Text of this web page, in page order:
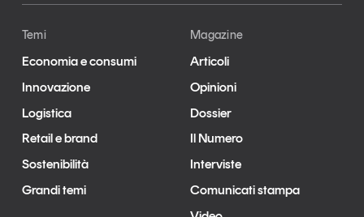
Temi
Economia e consumi
Innovazione
Logistica
Retail e brand
Sostenibilità
Grandi temi
Magazine
Articoli
Opinioni
Dossier
Il Numero
Interviste
Comunicati stampa